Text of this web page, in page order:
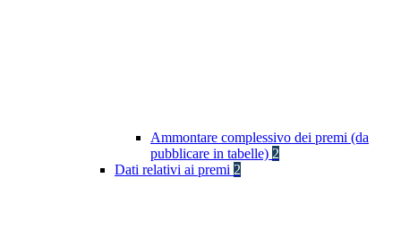
Ammontare complessivo dei premi (da
pubblicare in tabelle) 2
Dati relativi ai premi 2